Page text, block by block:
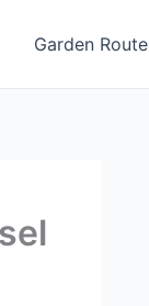
Garden Route